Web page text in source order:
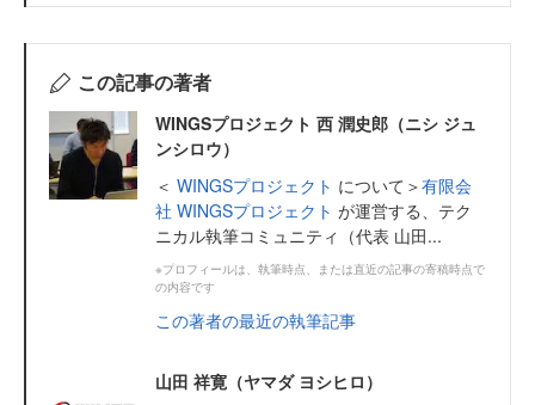
この記事の著者
WINGSプロジェクト 西 潤史郎（ニシ ジュ
ンシロウ）
＜ WINGSプロジェクト について＞有限会
社 WINGSプロジェクト が運営する、テク
ニカル執筆コミュニティ（代表 山田...
※プロフィールは、執筆時点、または直近の記事の寄稿時点で
の内容です
この著者の最近の執筆記事
山田 祥寛（ヤマダ ヨシヒロ）